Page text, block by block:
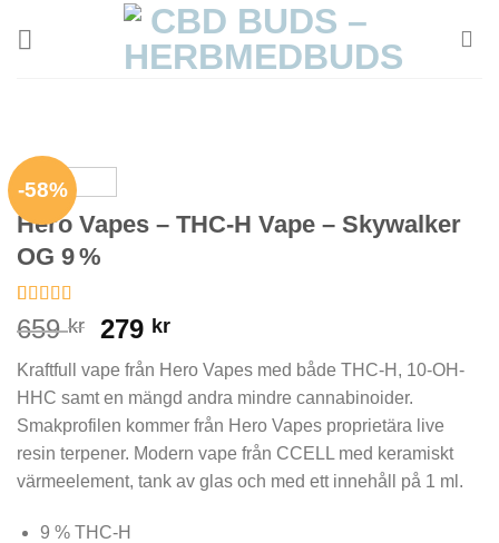
-58%
Hero Vapes – THC-H Vape – Skywalker
OG 9 %
Rated
4.00out
based on
8
customer
ratings
659kr 279 kr
Kraftfull vape från Hero Vapes med både THC-H, 10-OH-
HHC samt en mängd andra mindre cannabinoider.
Smakprofilen kommer från Hero Vapes proprietära live
resin terpener. Modern vape från CCELL med keramiskt
värmeelement, tank av glas och med ett innehåll på 1 ml.
9 % THC-H